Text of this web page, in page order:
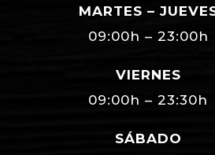
MARTES –
09:00h – 23:00h
VIERNES
09:00h – 23:30h
SÁBADO